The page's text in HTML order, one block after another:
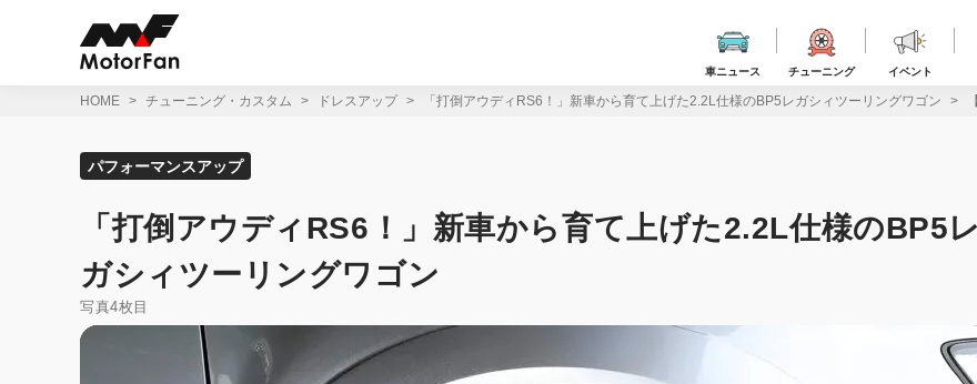
車ニュース チューニング イベント
HOME チューニング・カスタム ドレスアップ 「打倒アウディRS6！」新車から育て上げた2.2L仕様のBP5レガシィツーリングワゴン
パフォーマンスアップ
「打倒アウディRS6！」新車から育て上げた2.2L仕様のBP5レ
ガシィツーリングワゴン
写真4枚目